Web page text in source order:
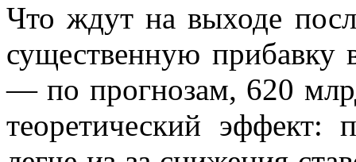
Что ждут на выходе
существенную
— по прогнозам, 620
теоретический